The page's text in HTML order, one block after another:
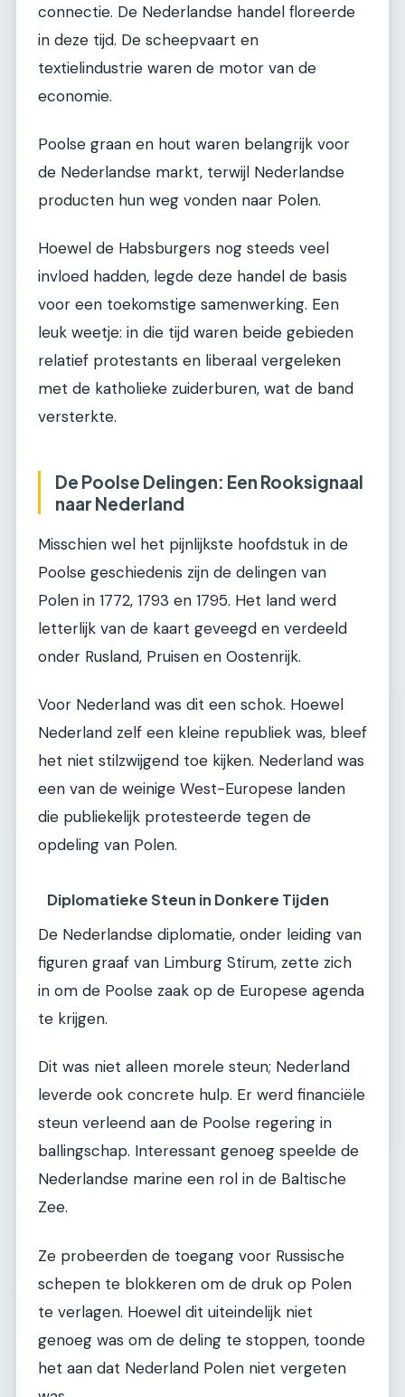
connectie. De Nederlandse handel floreerde
in deze tijd. De scheepvaart en
textielindustrie waren de motor van de
economie.
Poolse graan en hout waren belangrijk voor
de Nederlandse markt, terwijl Nederlandse
producten hun weg vonden naar Polen.
Hoewel de Habsburgers nog steeds veel
invloed hadden, legde deze handel de basis
voor een toekomstige samenwerking. Een
leuk weetje: in die tijd waren beide gebieden
relatief protestants en liberaal vergeleken
met de katholieke zuiderburen, wat de band
versterkte.
De Poolse Delingen: Een Rooksignaal
naar Nederland
Misschien wel het pijnlijkste hoofdstuk in de
Poolse geschiedenis zijn de delingen van
Polen in 1772, 1793 en 1795. Het land werd
letterlijk van de kaart geveegd en verdeeld
onder Rusland, Pruisen en Oostenrijk.
Voor Nederland was dit een schok. Hoewel
Nederland zelf een kleine republiek was, bleef
het niet stilzwijgend toe kijken. Nederland was
een van de weinige West-Europese landen
die publiekelijk protesteerde tegen de
opdeling van Polen.
Diplomatieke Steun in Donkere Tijden
De Nederlandse diplomatie, onder leiding van
figuren graaf van Limburg Stirum, zette zich
in om de Poolse zaak op de Europese agenda
te krijgen.
Dit was niet alleen morele steun; Nederland
leverde ook concrete hulp. Er werd financiële
steun verleend aan de Poolse regering in
ballingschap. Interessant genoeg speelde de
Nederlandse marine een rol in de Baltische
Zee.
Ze probeerden de toegang voor Russische
schepen te blokkeren om de druk op Polen
te verlagen. Hoewel dit uiteindelijk niet
genoeg was om de deling te stoppen, toonde
het aan dat Nederland Polen niet vergeten